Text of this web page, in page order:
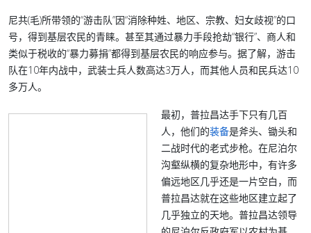
尼共(毛)所带领的“游击队”因“消除种姓、地区、宗教、妇女歧视”的口
号，得到基层农民的青睐。甚至其通过暴力手段抢劫“银行”、商人和
类似于税收的“暴力募捐”都得到基层农民的响应参与。据了解，游击
队在10年内战中，武装士兵人数高达3万人，而其他人员和民兵达10
多万人。
最初，普拉昌达手下只有几百
人，他们的装备是斧头、锄头和
二战时代的老式步枪。在尼泊尔
沟壑纵横的复杂地形中，有许多
偏远地区几乎还是一片空白，而
普拉昌达就在这些地区建立起了
几乎独立的天地。普拉昌达领导